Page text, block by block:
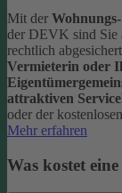
Mit der
der DEVK sind Sie
rechtlich
Vermieterin oder
attraktiven
oder der
Mehr erfahren
Was kostet